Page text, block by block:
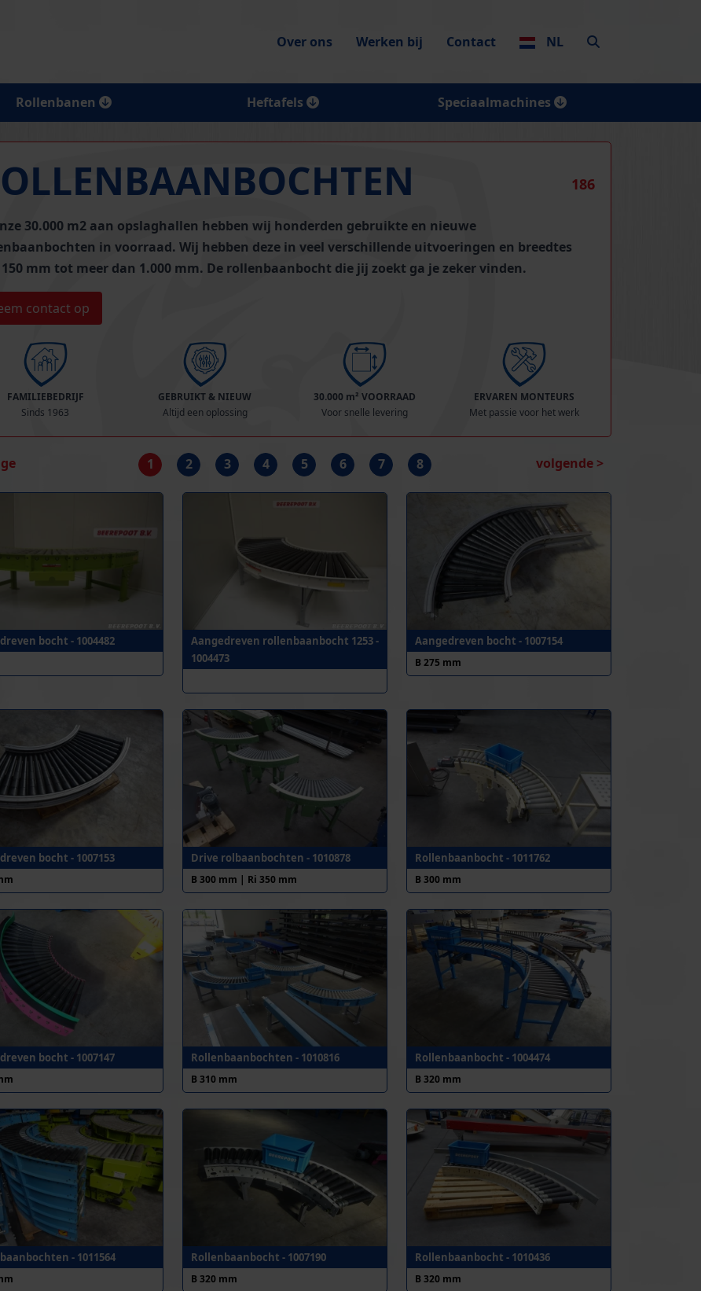
Over ons Werken bij Contact NL
Rollenbanen Heftafels Speciaalmachines
186
30.000 m2 aan opslaghallen hebben wij honderden gebruikte en nieuwe
in voorraad. Wij hebben deze in veel verschillende uitvoeringen en breedtes
mm tot meer dan 1.000 mm. De rollenbaanbocht die jij zoekt ga je zeker vinden.
contact op
FAMILIEBEDRIJF
Sinds 1963
GEBRUIKT & NIEUW
Altijd een oplossing
30.000 m² VOORRAAD
Voor snelle levering
ERVAREN MONTEURS
Met passie voor het werk
1 2 3 4 5 6 7 8 volgende >
bocht - 1004482
Aangedreven rollenbaanbocht 1253 -
1004473
Aangedreven bocht - 1007154
B 275 mm
bocht - 1007153 Drive rolbaanbochten - 1010878
B 300 mm | Ri 350 mm
Rollenbaanbocht - 1011762
B 300 mm
bocht - 1007147 Rollenbaanbochten - 1010816
B 310 mm
Rollenbaanbocht - 1004474
B 320 mm
- 1011564 Rollenbaanbocht - 1007190
B 320 mm
Rollenbaanbocht - 1010436
B 320 mm